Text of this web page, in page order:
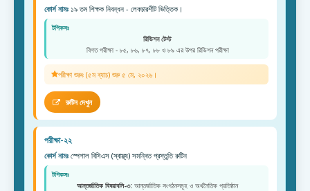
কোর্স নামঃ ১৯ তম শিক্ষক নিবন্ধন - লেকচারশীট ভিত্তিক।
টপিকসঃ
রিভিশন টেস্ট
বিগত পরীক্ষা - ৮৫, ৮৬, ৮৭, ৮৮ ও ৮৯ এর উপর রিভিশন পরীক্ষা
পরীক্ষা শুরুঃ (৫ম ব্যাচ) শুরু ৫ মে, ২০২৬।
রুটিন দেখুন
পরীক্ষা-২২
কোর্স নামঃ স্পেশাল বিসিএস (স্বাস্থ্য) সমন্বিত প্রস্তুতি রুটিন
টপিকসঃ
আন্তর্জাতিক বিষয়াবলি-৩: আন্তর্জাতিক সংগঠনসমূহ ও অর্থনৈতিক প্রতিষ্ঠান